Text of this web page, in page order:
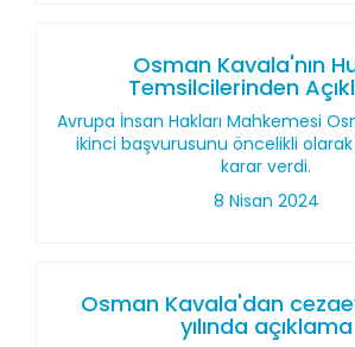
Osman Kavala'nın
Temsilcilerinden
Avrupa İnsan Hakları Mahkemesi
ikinci başvurusunu öncelikli
karar verdi.
8 Nisan 2024
Osman Kavala'dan
yılında açıklama